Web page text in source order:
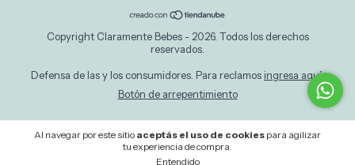
Al navegar por este sitio aceptás el uso de cookies para agilizar
tu experiencia de compra.
Entendido
Copyright Claramente Bebes - 2026. Todos los derechos
reservados.
Defensa de las y los consumidores. Para reclamos ingresa aquí.
Botón de arrepentimiento